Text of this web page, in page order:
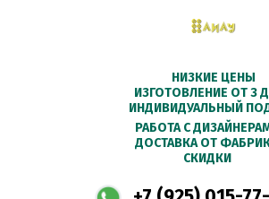
НИЗКИЕ ЦЕНЫ
ИЗГОТОВЛЕНИЕ ОТ 3
ИНДИВИДУАЛЬНЫЙ
РАБОТА С
ДОСТАВКА ОТ
СКИДКИ